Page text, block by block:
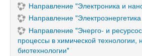
Направление "Электроника и
Направление
Направление "Энерго- и
процессы в химической технологии,
биотехнологии"